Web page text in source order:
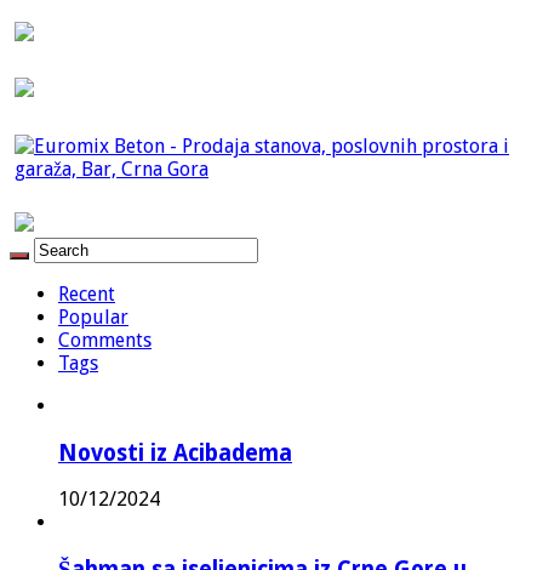
Recent
Popular
Comments
Tags
Novosti iz Acibadema
10/12/2024